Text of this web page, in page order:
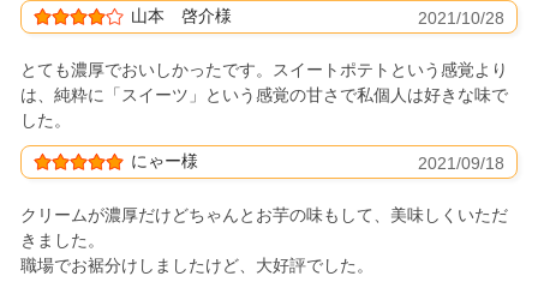
山本 啓介様 2021/10/28
とても濃厚でおいしかったです。スイートポテトという感覚より
は、純粋に「スイーツ」という感覚の甘さで私個人は好きな味で
した。
にゃー様 2021/09/18
クリームが濃厚だけどちゃんとお芋の味もして、美味しくいただ
きました。
職場でお裾分けしましたけど、大好評でした。